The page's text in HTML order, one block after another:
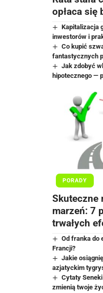
opłaca się
Kapitalizacja
inwestorów i
Co kupić
fantastycznych
Jak zdobyć
hipotecznego —
PORADY
Skuteczne
marzeń: 7
trwałych
Od franka do
Francji?
Jakie
azjatyckim
Cytaty
zmienią twoje